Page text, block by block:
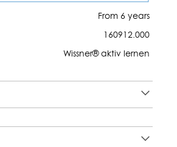
From 6 years
160912.000
Wissner® aktiv lernen